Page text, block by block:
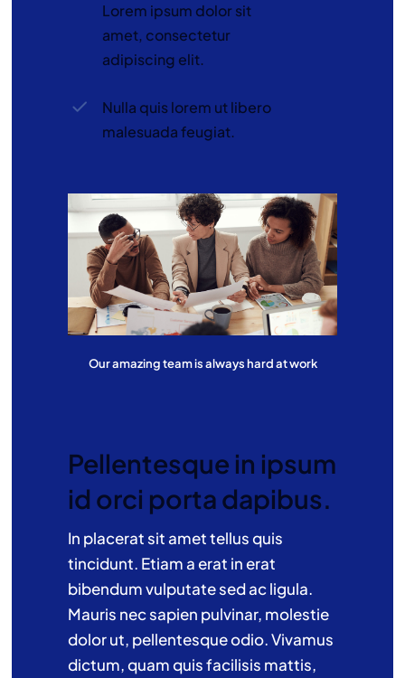
Lorem ipsum dolor sit
amet, consectetur
adipiscing elit.
Nulla quis lorem ut libero
malesuada feugiat.
Our amazing team is always hard at work
Pellentesque in ipsum
id orci porta dapibus.
In placerat sit amet tellus quis
tincidunt. Etiam a erat in erat
bibendum vulputate sed ac ligula.
Mauris nec sapien pulvinar, molestie
dolor ut, pellentesque odio. Vivamus
dictum, quam quis facilisis mattis,